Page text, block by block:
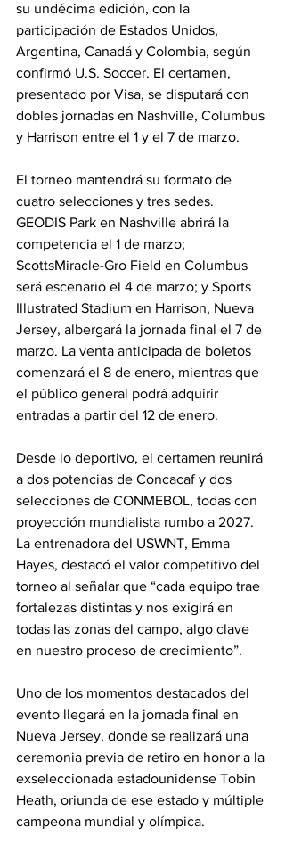
su undécima edición, con la
participación de Estados Unidos,
Argentina, Canadá y Colombia, según
confirmó U.S. Soccer. El certamen,
presentado por Visa, se disputará con
dobles jornadas en Nashville, Columbus
y Harrison entre el 1 y el 7 de marzo.
El torneo mantendrá su formato de
cuatro selecciones y tres sedes.
GEODIS Park en Nashville abrirá la
competencia el 1 de marzo;
ScottsMiracle-Gro Field en Columbus
será escenario el 4 de marzo; y Sports
Illustrated Stadium en Harrison, Nueva
Jersey, albergará la jornada final el 7 de
marzo. La venta anticipada de boletos
comenzará el 8 de enero, mientras que
el público general podrá adquirir
entradas a partir del 12 de enero.
Desde lo deportivo, el certamen reunirá
a dos potencias de Concacaf y dos
selecciones de CONMEBOL, todas con
proyección mundialista rumbo a 2027.
La entrenadora del USWNT, Emma
Hayes, destacó el valor competitivo del
torneo al señalar que “cada equipo trae
fortalezas distintas y nos exigirá en
todas las zonas del campo, algo clave
en nuestro proceso de crecimiento”.
Uno de los momentos destacados del
evento llegará en la jornada final en
Nueva Jersey, donde se realizará una
ceremonia previa de retiro en honor a la
exseleccionada estadounidense Tobin
Heath, oriunda de ese estado y múltiple
campeona mundial y olímpica.